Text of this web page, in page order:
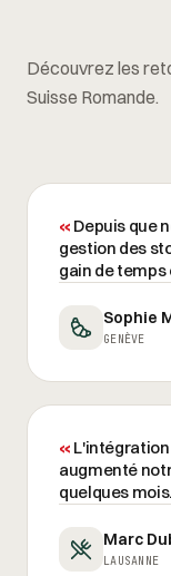
Découvrez les
Suisse Romande.
« Depuis que
gestion des
gain de
Sophie
GENÈVE
«
augmenté
quelques
Marc
LAUSANNE